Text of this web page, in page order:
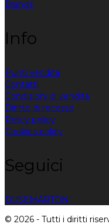
Brands
Info
Punti vendita
Contatti
Condizioni di vendita
Diritto di recesso
Policy policy
Cookies policy
Seguici
DUSEMARTON
© 2026 - Tutti i diritti